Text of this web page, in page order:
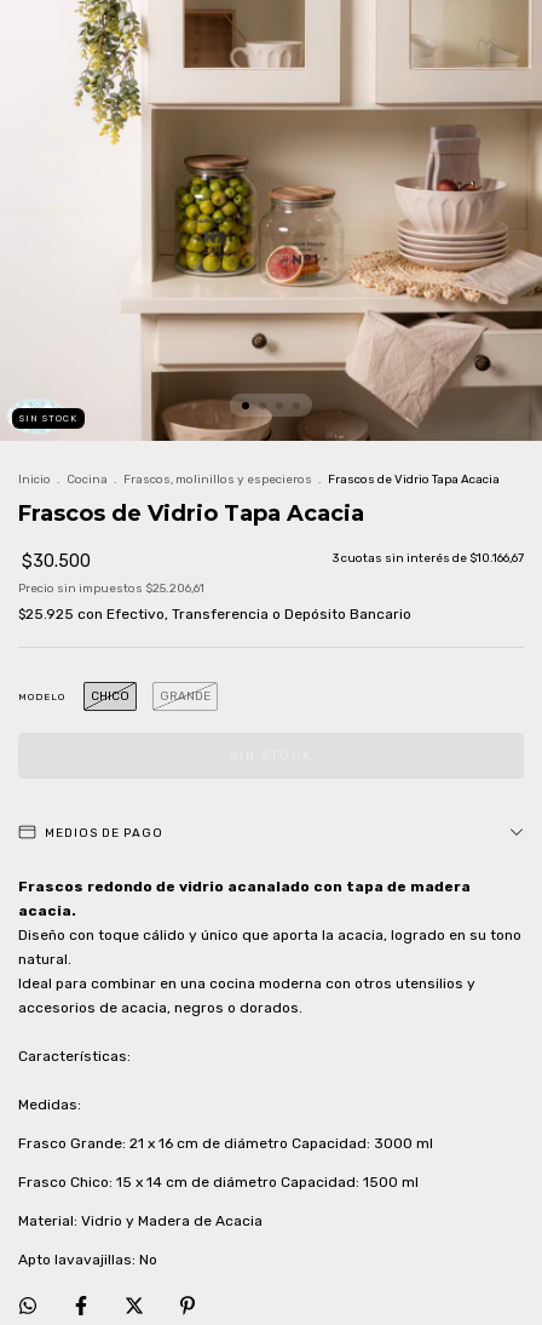
SIN STOCK
Inicio . Cocina . Frascos, molinillos y especieros . Frascos de Vidrio Tapa Acacia
Frascos de Vidrio Tapa Acacia
$30.500 3cuotas sin interés de $10.166,67
Precio sin impuestos $25.206,61
$25.925 con Efectivo, Transferencia o Depósito Bancario
MODELO CHICO GRANDE
MEDIOS DE PAGO
Frascos redondo de vidrio acanalado con tapa de madera
acacia.
Diseño con toque cálido y único que aporta la acacia, logrado en su tono
natural.
Ideal para combinar en una cocina moderna con otros utensilios y
accesorios de acacia, negros o dorados.
Características:
Medidas:
Frasco Grande: 21 x 16 cm de diámetro Capacidad: 3000 ml
Frasco Chico: 15 x 14 cm de diámetro Capacidad: 1500 ml
Material: Vidrio y Madera de Acacia
Apto lavavajillas: No